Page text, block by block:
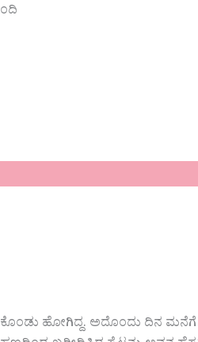
ಹೋಗಿದ್ದ. ಅದೊಂದು ದಿನ ಮನೆಗೆ